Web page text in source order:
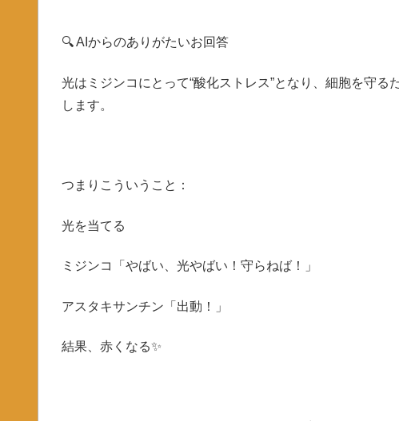
🔍 AIからのありがたいお回答
光はミジンコにとって“酸化ストレス”となり、細胞を守
します。
つまりこういうこと：
光を当てる
ミジンコ「やばい、光やばい！守らねば！」
アスタキサンチン「出動！」
結果、赤くなる✨